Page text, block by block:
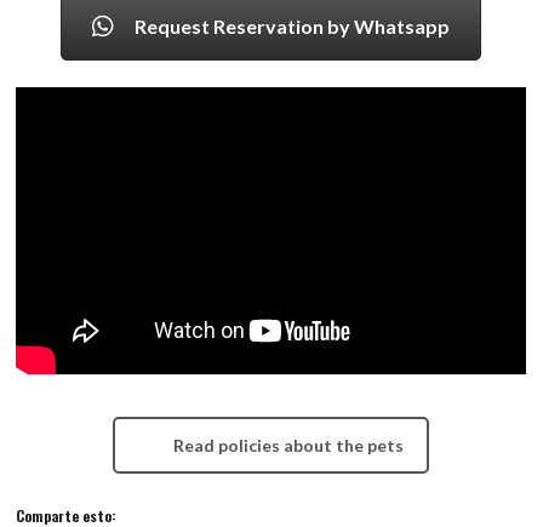
Request Reservation by Whatsapp
Read policies about the pets
Comparte esto: